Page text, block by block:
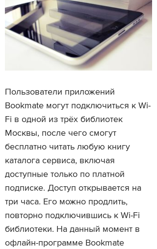
Пользователи приложений
Bookmate могут подключиться к Wi-
Fi в одной из трёх библиотек
Москвы, после чего смогут
бесплатно читать любую книгу
каталога сервиса, включая
доступные только по платной
подписке. Доступ открывается на
три часа. Его можно продлить,
повторно подключившись к Wi-Fi
библиотеки. На данный момент в
офлайн-программе Bookmate